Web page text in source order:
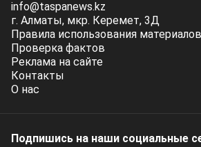
info@taspanews.kz
г. Алматы, мкр. Керемет, 3Д
Правила использования материалов
Проверка фактов
Реклама на сайте
Контакты
О нас
Подпишись на наши социальные